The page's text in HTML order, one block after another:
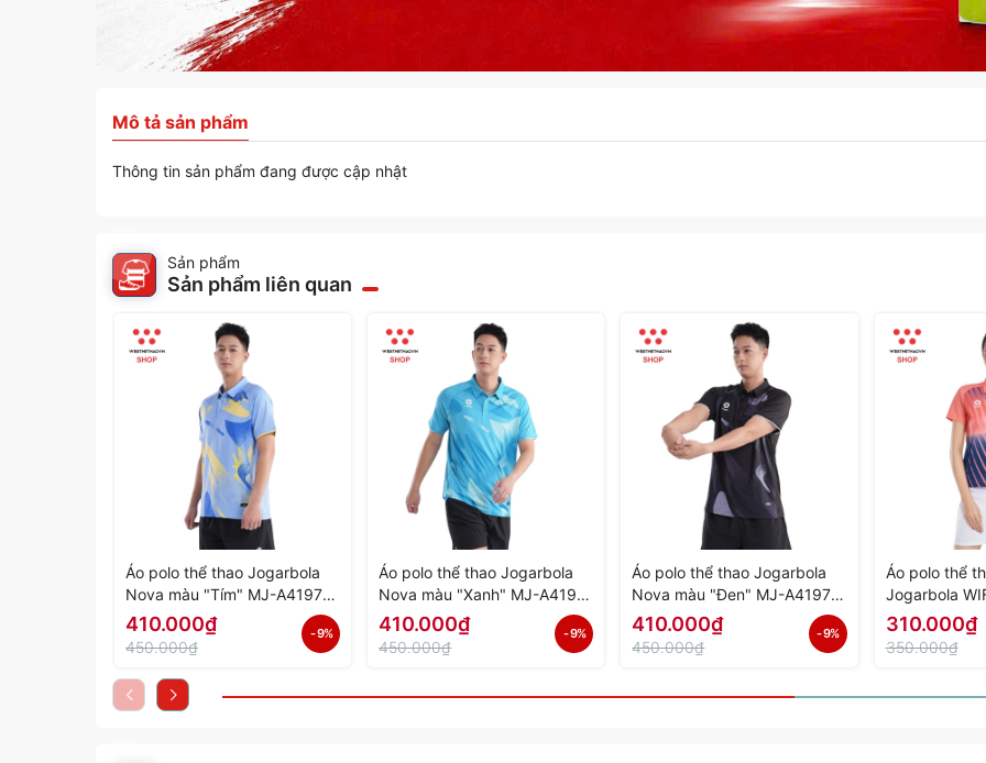
Mô tả sản phẩm
Thông tin sản phẩm đang được cập nhật
Sản phẩm
Sản phẩm liên quan
Áo polo thể thao Jogarbola
Nova màu "Tím" MJ-A4197-
04 - Hàng Chính Hãng
410.000₫
450.000₫
- 9%
Áo polo thể thao Jogarbola
Nova màu "Xanh" MJ-A4197-
03 - Hàng Chính Hãng
410.000₫
450.000₫
- 9%
Áo polo thể thao Jogarbola
Nova màu "Đen" MJ-A4197-
02 - Hàng Chính Hãng
410.000₫
450.000₫
- 9%
Áo polo thể
Jogarbola
A4152-02 -
310.000₫
350.000₫